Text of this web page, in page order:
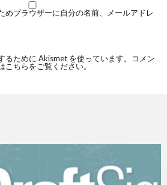
めブラウザーに自分の名前、メールアドレ
るために Akismet を使っています。
コメン
こちらをご覧ください。